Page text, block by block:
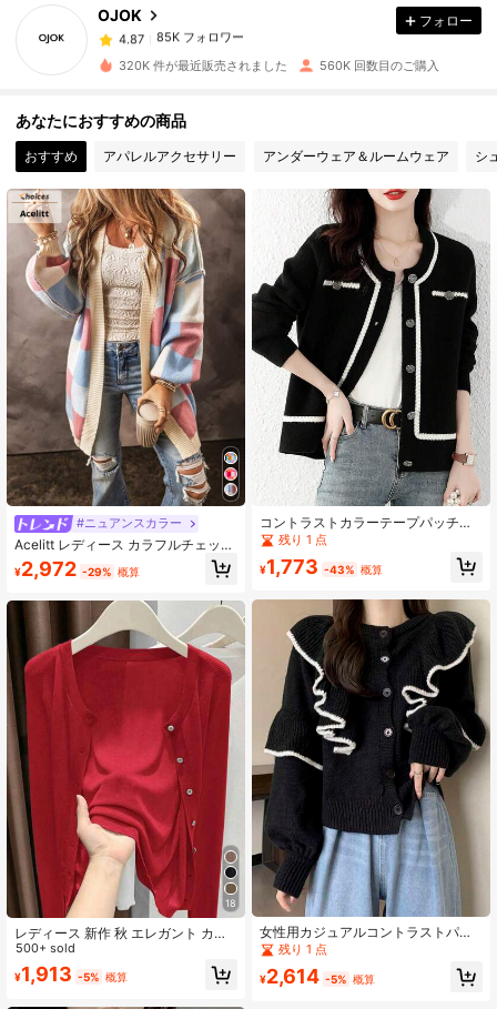
OJOK
4.87
85K フォロワー
a***x
は15時間前に購入しました
4.87 85K フォロワー
4.87 85K フォロワー
4.87 85K フォロワー
4.87 85K フォロワー
4.87 85K フォロワー
4.87 85K フォロワー
4.87 85K フォロワー
フォロー
320K 件が最近販売されました 560K 回数目のご購入
あなたにおすすめの商品
おすすめ アパレルアクセサリー アンダーウェア＆ルームウェア シ
#ニュアンスカラー
Acelitt レディース カラフルチェック
柄 配色 かわいい カジュアル ゆった
り 長袖カーディガン 秋冬用
¥2,972 -29% 概算
18
レディース 新作 秋 エレガント カジ
ュアル ニット 薄手カーディガン 無
地 ラウンドネック 長袖 シングルボ
タン ストリートウェア レッド
500+ sold
¥1,913 -5% 概算
コントラストカラーテープパッチワ
ーク 長袖 ラウンドネック エレガン
トな質感 レディース カーディガン
残り 1 点
¥1,773 -43% 概算
女性用カジュアルコントラストパイ
ピングフリルトリムボタンアップカ
ーディガン、秋冬ブラック
残り 1 点
¥2,614 -5% 概算